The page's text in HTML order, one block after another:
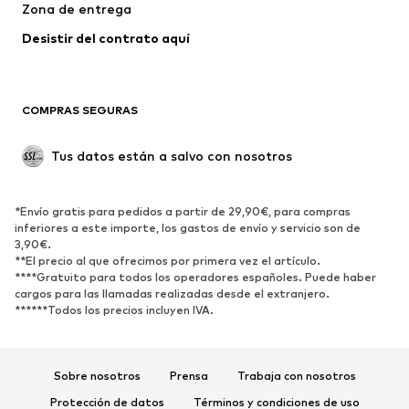
Zona de entrega
Desistir del contrato aquí
COMPRAS SEGURAS
Tus datos están a salvo con nosotros
*Envío gratis para pedidos a partir de 29,90€, para compras
inferiores a este importe, los gastos de envío y servicio son de
3,90€.
**El precio al que ofrecimos por primera vez el artículo.
****Gratuito para todos los operadores españoles. Puede haber
cargos para las llamadas realizadas desde el extranjero.
******Todos los precios incluyen IVA.
Sobre nosotros Prensa
Trabaja con nosotros
Protección de datos
Términos y condiciones de uso